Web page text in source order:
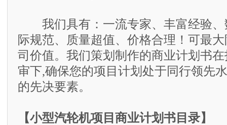
我们具有：一流专家、丰富经验、
际规范、质量超值、价格合理！可最
司价值。我们策划制作的商业计划书
审下,确保您的项目计划处于同行领先
的先决要素。
【小型汽轮机项目商业计划书目录】